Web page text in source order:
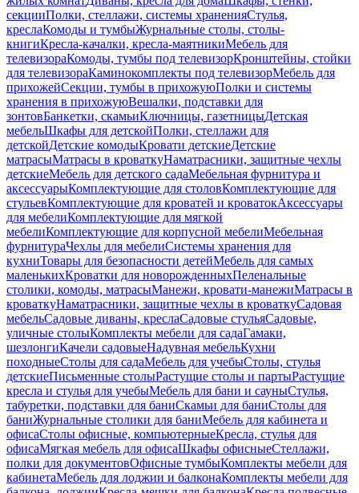
секцииПолки, стеллажи, системы храненияСтулья,
креслаКомоды и тумбыЖурнальные столы, столы-
книгиКресла-качалки, кресла-маятникиМебель для
телевизораКомоды, тумбы под телевизорКронштейны, стойки
для телевизораКаминокомплекты под телевизорМебель для
прихожейСекции, тумбы в прихожуюПолки и системы
хранения в прихожуюВешалки, подставки для
зонтовБанкетки, скамьиКлючницы, газетницыДетская
мебельШкафы для детскойПолки, стеллажи для
детскойДетские комодыКровати детскиеДетские
матрасыМатрасы в кроваткуНаматрасники, защитные чехлы
детскиеМебель для детского садаМебельная фурнитура и
аксессуарыКомплектующие для столовКомплектующие для
стульевКомплектующие для кроватей и кроватокАксессуары
для мебелиКомплектующие для мягкой
мебелиКомплектующие для корпусной мебелиМебельная
фурнитураЧехлы для мебелиСистемы хранения для
кухниТовары для безопасности детейМебель для самых
маленькихКроватки для новорожденныхПеленальные
столики, комоды, матрасыМанежи, кровати-манежиМатрасы в
кроваткуНаматрасники, защитные чехлы в кроваткуСадовая
мебельСадовые диваны, креслаСадовые стульяСадовые,
уличные столыКомплекты мебели для садаГамаки,
шезлонгиКачели садовыеНадувная мебельКухни
походныеСтолы для садаМебель для учебыСтолы, стулья
детскиеПисьменные столыРастущие столы и партыРастущие
кресла и стулья для учебыМебель для бани и сауныСтулья,
табуретки, подставки для баниСкамьи для баниСтолы для
баниЖурнальные столики для баниМебель для кабинета и
офисаСтолы офисные, компьютерныеКресла, стулья для
офисаМягкая мебель для офисаШкафы офисныеСтеллажи,
полки для документовОфисные тумбыКомплекты мебели для
кабинетаМебель для лоджии и балконаКомплекты мебели для